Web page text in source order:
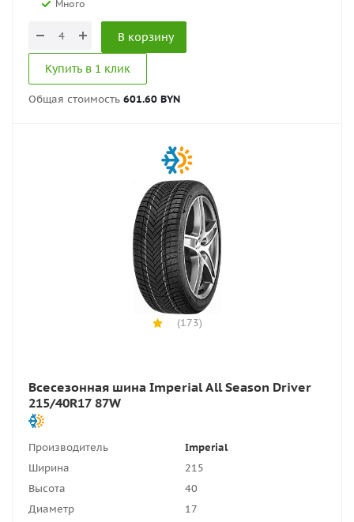
Много
В корзину
Купить в 1 клик
Общая стоимость 601.60 BYN
(173)
Всесезонная шина Imperial All Season Driver
215/40R17 87W
Производитель
Imperial
Ширина
215
Высота
40
Диаметр
17